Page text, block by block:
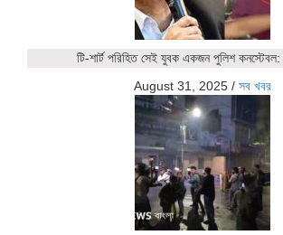
টি-শার্ট পরিহিত সেই যুবক একজন পুলিশ কনস্টেবল:
August 31, 2025 / সব খবর